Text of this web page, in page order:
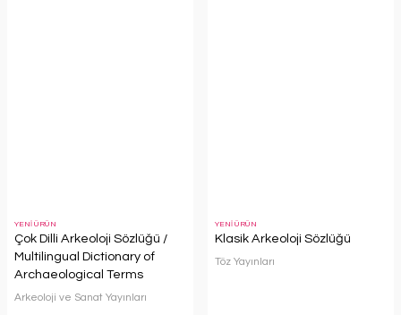
YENİ ÜRÜN
Çok Dilli Arkeoloji Sözlüğü /
Multilingual Dictionary of
Archaeological Terms
Arkeoloji ve Sanat Yayınları
YENİ ÜRÜN
Klasik Arkeoloji Sözlüğü
Töz Yayınları